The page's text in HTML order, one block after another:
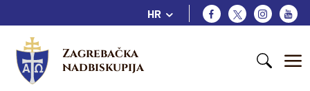
HR
Zagrebačka
nadbiskupija